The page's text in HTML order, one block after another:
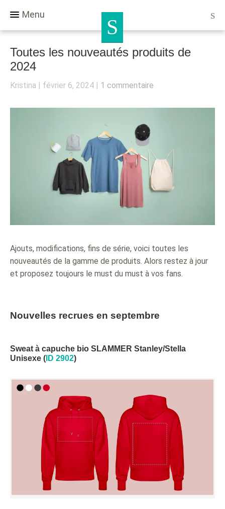
Menu
Toutes les nouveautés produits de
2024
Kristina février 6, 2024 1 commentaire
Ajouts, modifications, fins de série, voici toutes les
nouveautés de la gamme de produits. Alors restez à jour
et proposez toujours le must du must à vos fans.
Nouvelles recrues en septembre
Sweat à capuche bio SLAMMER Stanley/Stella
Unisexe ( ID 2902)